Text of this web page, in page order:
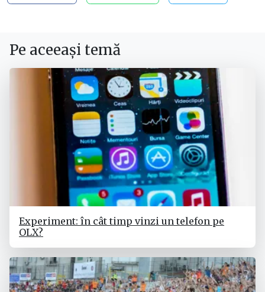
Pe aceeași temă
Experiment: în cât timp vinzi un telefon pe
OLX?